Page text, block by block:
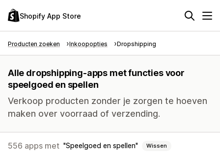
Shopify App Store
Producten zoeken Inkoopopties Dropshipping
Alle dropshipping-apps met functies voor
speelgoed en spellen
Verkoop producten zonder je zorgen te hoeven
maken over voorraad of verzending.
556 apps met Speelgoed en spellen Wissen